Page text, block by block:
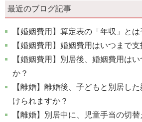
最近のブログ記事
【婚姻費用】算定表の「年収」と
【婚姻費用】婚姻費用はいつまで
【婚姻費用】別居後、婚姻費用は
か？
【離婚】離婚後、子どもと別居し
けられますか？
【離婚】別居中に、児童手当の切